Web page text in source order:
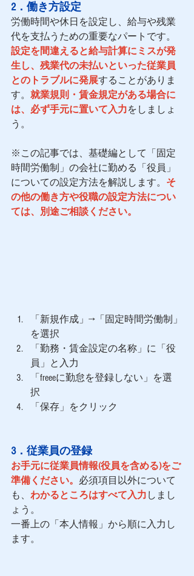
2．働き方設定
労働時間や休日を設定し、給与や残業
代を支払うための重要なパートです。
設定を間違えると給与計算にミスが発
生し、残業代の未払いといった従業員
とのトラブルに発展することがありま
す。 就業規則・賃金規定がある場合に
は、必ず手元に置いて入力をしましょ
う。
※この記事では、基礎編として「固定
時間労働制」の会社に勤める「役員」
についての設定方法を解説します。 そ
の他の働き方や役職の設定方法につい
ては、別途ご相談ください。
「新規作成」→「固定時間労働制」
を選択
「勤務・賃金設定の名称」に「役
員」と入力
「freeeに勤怠を登録しない」を選
択
「保存」をクリック
3．従業員の登録
お手元に従業員情報(役員を含める)をご
準備ください。 必須項目以外について
も、 わかるところはすべて入力 しまし
ょう。
一番上の「本人情報」から順に入力し
ます。